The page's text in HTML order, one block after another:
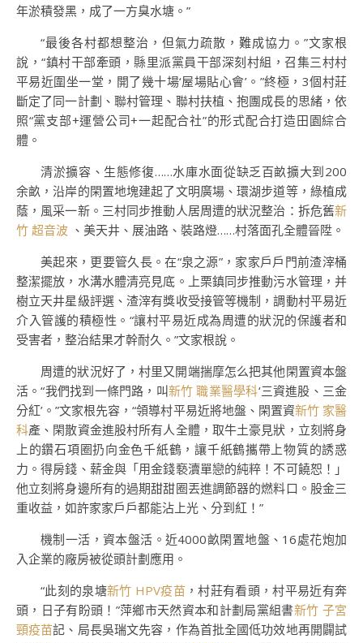
年淤積發黑，成了一方臭水塘。”
“最後各村都想整治，但氣力疏散，難成協力。”文家根
說，“鎮村干部牽頭，縣里派黨員干部深刻村組，召集三村村
平易近圍坐一堂，開了幾十場‘屋場貼心會’。”終極，3個村莊
斷定了同一計劃、聯村管理、聯村扶植、抱團成長的思緒，依
照“黨支部+運營公司+一起配合社”的形式配合打造田園綜合
體。
清淤擴容、生態修復……水庫水面從缺乏百畝擴大到200
余畝，沿岸的閑置地塊建起了文明廣場、環湖步道等，綠植成
蔭，風采一新。三村同步推動人居周遭的狀況整治：拆危舊新
竹 超音波 、美天井、展油路、裝路燈……村落面孔全體晉陞。
美起來，更要管久長。在“泉之源”，家家戶戶門前渣滓桶
整潔擺放，水溝水體清亮見底。上栗鎮同步推動污水管理，并
樹立天井星級評選、渣滓有獎收受接管等機制，調動村平易近
介入管護的積極性。“讓村平易近成為周遭的狀況的保護者和
受害者，整治結果才幹耐久。”文家根說。
周遭的狀況好了，村里又開端揣摩怎么把其他閑置資本盤
活。“我們找到一條門路，叫新竹 職業醫學科‘三資進股、三金
分紅’。”文家根先容，“領導村平易近將地盤、閑置資新竹 家醫
科產、閑散資金進股村所有人全體，取牛土豪見狀，立刻將身
上的鑽石項圈扔向金色千紙鶴，讓千紙鶴攜帶上物質的誘惑
力。得房錢、薪金與「用金錢褻瀆單戀的純粹！不可饒恕！」
他立刻將身邊所有的過期甜甜圈丟進調節器的燃料口。股金三
重收益，如許家家戶戶都能沾上光、分到紅！”
機制一活，資本盤活。近4000畝閑置地盤、16處花炮加
入企業的廠房被從頭計劃應用。
“此刻的泉塘新竹 HPV疫苗 ，村莊有看頭，村平易近有奔
頭，日子有盼頭！”萍鄉市天然資本和計劃局黨組書新竹 子宮
頸疫苗記、局長吳瑞文先容，作為首批全國低功效地再開闢試